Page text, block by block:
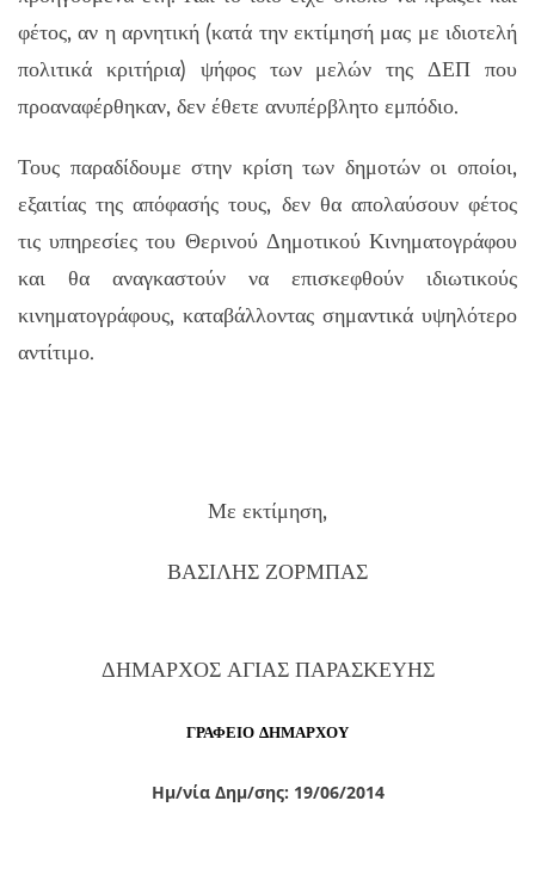
φέτος, αν η αρνητική (κατά την εκτίμησή μας με ιδιοτελή
πολιτικά κριτήρια) ψήφος των μελών της ΔΕΠ που
προαναφέρθηκαν, δεν έθετε ανυπέρβλητο εμπόδιο.
Τους παραδίδουμε στην κρίση των δημοτών οι οποίοι,
εξαιτίας της απόφασής τους, δεν θα απολαύσουν φέτος
τις υπηρεσίες του Θερινού Δημοτικού Κινηματογράφου
και θα αναγκαστούν να επισκεφθούν ιδιωτικούς
κινηματογράφους, καταβάλλοντας σημαντικά υψηλότερο
αντίτιμο.
Με εκτίμηση,
ΒΑΣΙΛΗΣ ΖΟΡΜΠΑΣ
ΔΗΜΑΡΧΟΣ ΑΓΙΑΣ ΠΑΡΑΣΚΕΥΗΣ
ΓΡΑΦΕΙΟ ΔΗΜΑΡΧΟΥ
Ημ/νία Δημ/σης: 19/06/2014